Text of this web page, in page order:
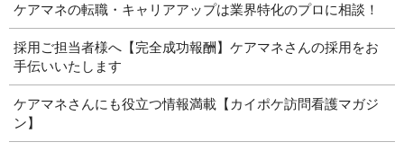
ケアマネの転職・キャリアアップは業界特化のプロに相談！
採用ご担当者様へ【完全成功報酬】ケアマネさんの採用をお
手伝いいたします
ケアマネさんにも役立つ情報満載【カイポケ訪問看護マガジ
ン】